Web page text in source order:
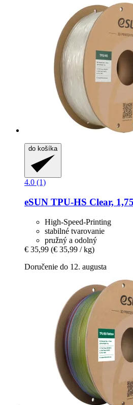
do košíka
4.0 (1)
eSUN TPU-​HS Clear,
High-Speed-Printing
stabilné tvarovanie
pružný a odolný
€ 35,99 (€ 35,99 / kg)
Doručenie do 12. augusta